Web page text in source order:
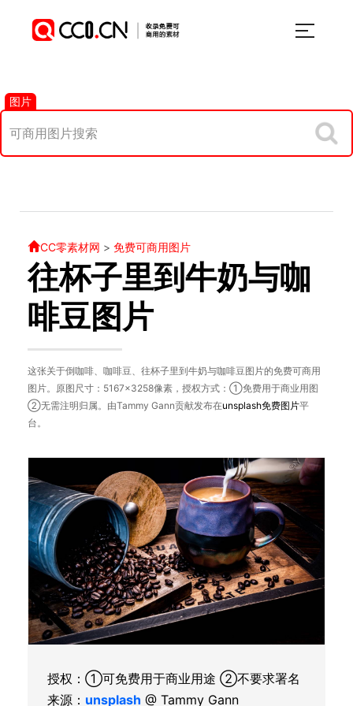
图片
CC零素材网 > 免费可商用图片
往杯子里到牛奶与咖
啡豆图片
这张关于倒咖啡、咖啡豆、往杯子里到牛奶与咖啡豆图片的免费可商用
图片。原图尺寸：5167×3258像素，授权方式：①免费用于商业用图
②无需注明归属。由Tammy Gann贡献发布在unsplash免费图片平
台。
授权：①可免费用于商业用途 ②不要求署名
来源： unsplash @ Tammy Gann